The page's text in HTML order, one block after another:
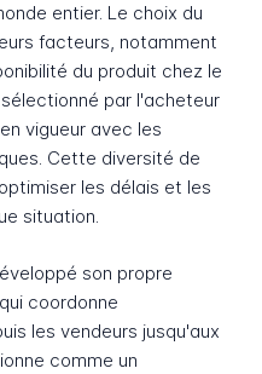
entier. Le choix du
facteurs, notamment
du produit chez le
par l'acheteur
vigueur avec les
Cette diversité de
les délais et les
situation.
son propre
coordonne
les vendeurs jusqu'aux
comme un